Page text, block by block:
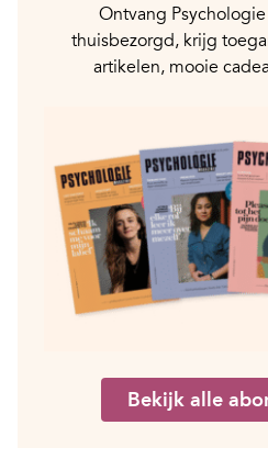
Ontvang
thuisbezorgd, krijg
artikelen, mooie
Bekijk alle